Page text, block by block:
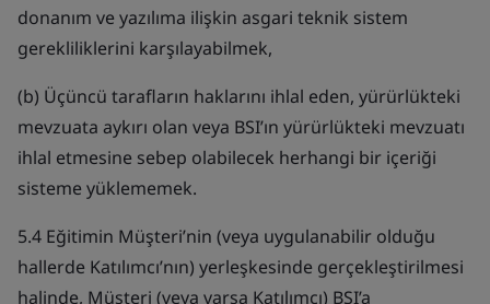
donanım ve yazılıma ilişkin asgari teknik sistem
gerekliliklerini karşılayabilmek,
(b) Üçüncü tarafların haklarını ihlal eden, yürürlükteki
mevzuata aykırı olan veya BSI’ın yürürlükteki mevzuatı
ihlal etmesine sebep olabilecek herhangi bir içeriği
sisteme yüklememek.
5.4 Eğitimin Müşteri’nin (veya uygulanabilir olduğu
hallerde Katılımcı’nın) yerleşkesinde gerçekleştirilmesi
halinde, Müşteri (veya varsa Katılımcı) BSI’a